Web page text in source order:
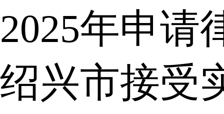
2025年申请
绍兴市接受